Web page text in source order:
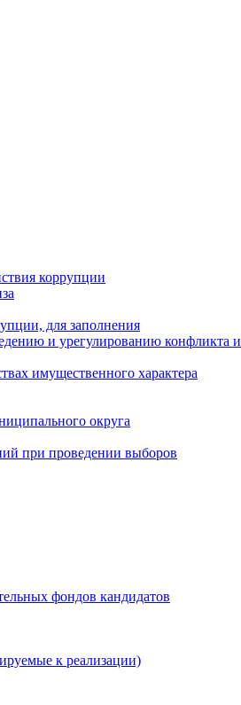
коррупции
для заполнения
и урегулированию конфликта
имущественного характера
округа
при проведении выборов
фондов кандидатов
к реализации)